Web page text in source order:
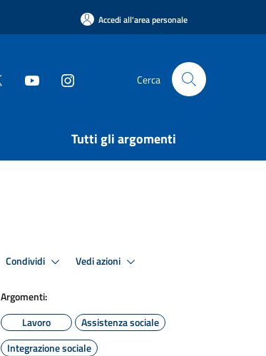
Accedi all'area personale
Cerca
Tutti gli argomenti
Condividi Vedi azioni
Argomenti:
Lavoro
Assistenza sociale
Integrazione sociale